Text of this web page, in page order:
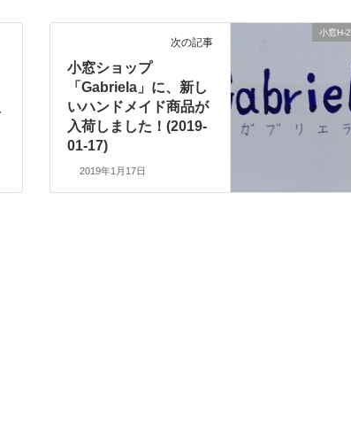
小窓H-2
次の記事
小窓ショップ
「Gabriela」に、新し
いハンドメイド商品が
入荷しました！(2019-
01-17)
2019年1月17日